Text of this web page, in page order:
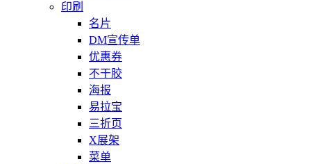
印刷
名片
DM宣传单
优惠券
不干胶
海报
易拉宝
三折页
X展架
菜单